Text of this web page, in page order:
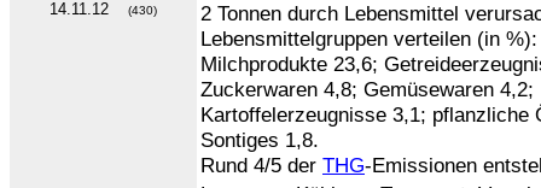
14.11.12 (430)
2 Tonnen durch Lebensmittel
Lebensmittelgruppen verteilen (in
Milchprodukte 23,6;
Zuckerwaren 4,8; Gemüsewaren
Kartoffelerzeugnisse 3,1; pflanzliche
Sontiges 1,8.
Rund 4/5 der THG-Emissionen